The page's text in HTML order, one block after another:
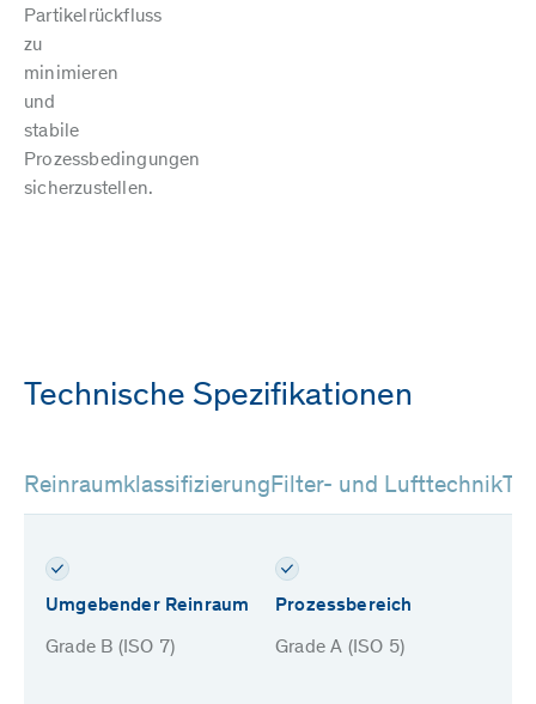
Partikelrückfluss
zu
minimieren
und
stabile
Prozessbedingungen
sicherzustellen.
Technische Spezifikationen
ReinraumklassifizierungFilter- und Lufttechnik
Umgebender Reinraum
Grade B (ISO 7)
Prozessbereich
Grade A (ISO 5)